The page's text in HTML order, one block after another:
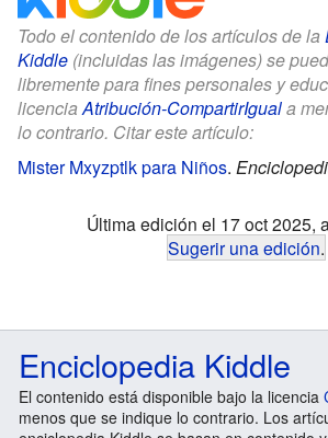
Todo el contenido de los artículos de la
Kiddle (incluidas las imágenes) se
libremente para fines personales y
licenciaAtribución-CompartirIguala
lo contrario. Citar este artículo:
Mister Mxyzptlk para Niños.
Última edición el 17 oct 2025,
Sugerir una edición.
Enciclopedia Kiddle
El contenido está disponible bajo la licencia
menos que se indique lo contrario. Los